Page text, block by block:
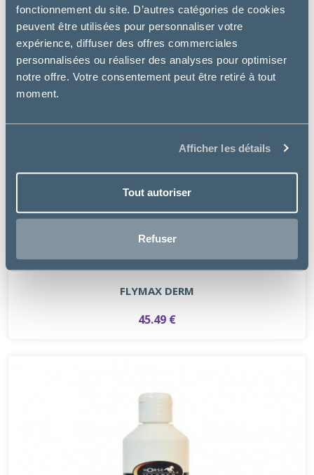
fonctionnement du site. D’autres catégories de cookies
peuvent être utilisées pour personnaliser votre
expérience, diffuser des offres commerciales
personnalisées ou réaliser des analyses pour optimiser
notre offre. Votre consentement peut être retiré à tout
moment.
Afficher les détails
Tout autoriser
Refuser
FLYMAX DERM
45.49 €